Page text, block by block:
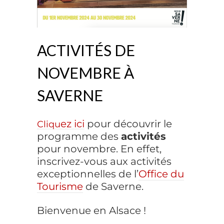
ACTIVITÉS DE
NOVEMBRE À
SAVERNE
Cliquez ici pour découvrir le
programme des activités
pour novembre. En effet,
inscrivez-vous aux activités
exceptionnelles de l’Office du
Tourisme de Saverne.
Bienvenue en Alsace !